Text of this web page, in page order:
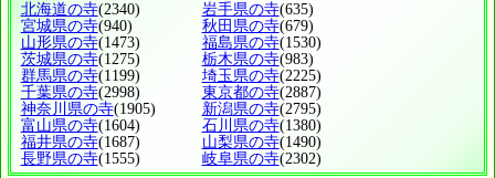
北海道の寺(2340) 岩手県の寺(635)
宮城県の寺(940) 秋田県の寺(679)
山形県の寺(1473) 福島県の寺(1530)
茨城県の寺(1275) 栃木県の寺(983)
群馬県の寺(1199) 埼玉県の寺(2225)
千葉県の寺(2998) 東京都の寺(2887)
神奈川県の寺(1905) 新潟県の寺(2795)
富山県の寺(1604) 石川県の寺(1380)
福井県の寺(1687) 山梨県の寺(1490)
長野県の寺(1555) 岐阜県の寺(2302)